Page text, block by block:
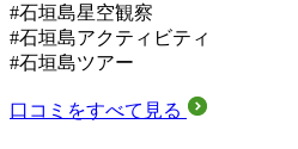
#石垣島星空観察
#石垣島アクティビティ
#石垣島ツアー
口コミをすべて見る